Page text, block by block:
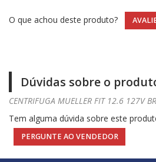
O que achou deste produto?
Dúvidas sobre o
CENTRIFUGA MUELLER FIT 12.6 127V
Tem alguma dúvida sobre este
PERGUNTE AO VENDEDOR